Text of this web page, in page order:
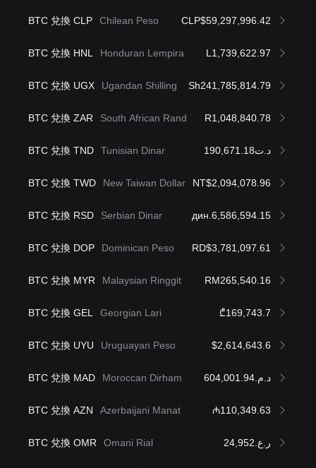
BTC 兌換 CLP Chilean Peso CLP$59,297,996.42
BTC 兌換 HNL Honduran Lempira L1,739,622.97
BTC 兌換 UGX Ugandan Shilling Sh241,785,814.79
BTC 兌換 ZAR South African Rand R1,048,840.78
BTC 兌換 TND Tunisian Dinar د.ت190,671.18
BTC 兌換 TWD New Taiwan Dollar NT$2,094,078.96
BTC 兌換 RSD Serbian Dinar дин.6,586,594.15
BTC 兌換 DOP Dominican Peso RD$3,781,097.61
BTC 兌換 MYR Malaysian Ringgit RM265,540.16
BTC 兌換 GEL Georgian Lari ₾169,743.7
BTC 兌換 UYU Uruguayan Peso $2,614,643.6
BTC 兌換 MAD Moroccan Dirham د.م.604,001.94
BTC 兌換 AZN Azerbaijani Manat ₼110,349.63
BTC 兌換 OMR Omani Rial ر.ع.24,952